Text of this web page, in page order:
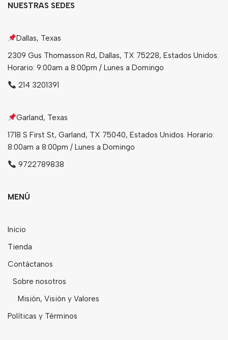
NUESTRAS SEDES
Dallas, Texas
2309 Gus Thomasson Rd, Dallas, TX 75228, Estados Unidos.
Horario: 9:00am a 8:00pm / Lunes a Domingo
214 3201391
Garland, Texas
1718 S First St, Garland, TX 75040, Estados Unidos. Horario:
8:00am a 8:00pm / Lunes a Domingo
9722789838
MENÚ
Inicio
Tienda
Contáctanos
Sobre nosotros
Misión, Visión y Valores
Políticas y Términos